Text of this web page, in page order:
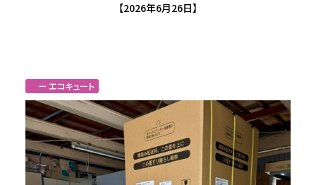
【2026年6月26日】
ー エコキュート